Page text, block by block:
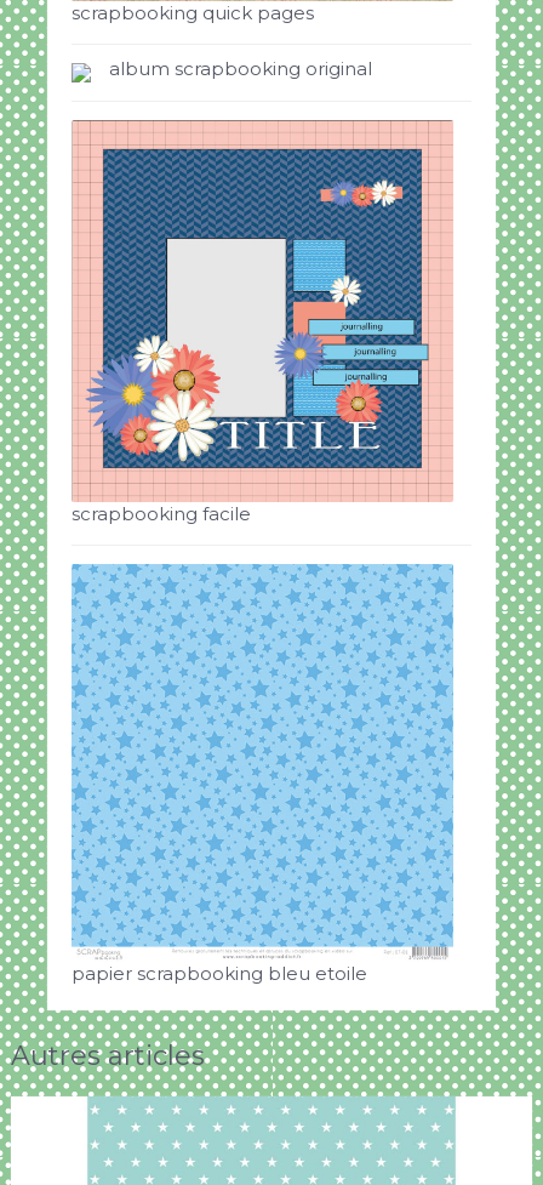
scrapbooking quick pages
album scrapbooking original
scrapbooking facile
papier scrapbooking bleu etoile
Autres articles